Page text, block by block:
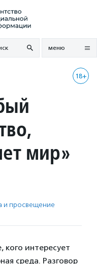
меню
18+
мир»
и просвещение
интересует
среда. Разговор